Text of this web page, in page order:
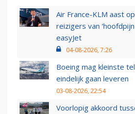
Air France-KLM aast
reizigers van
easyJet
04-08-2026, 7:26
Boeing mag kleinste
eindelijk gaan leveren
03-08-2026, 22:54
Voorlopig akkoord